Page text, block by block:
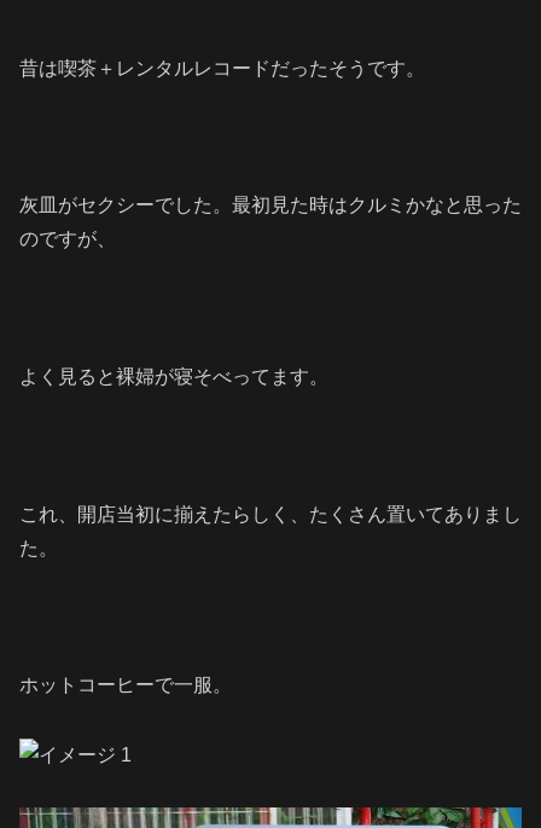
昔は喫茶＋レンタルレコードだったそうです。
灰皿がセクシーでした。最初見た時はクルミかなと思った
のですが、
よく見ると裸婦が寝そべってます。
これ、開店当初に揃えたらしく、たくさん置いてありまし
た。
ホットコーヒーで一服。